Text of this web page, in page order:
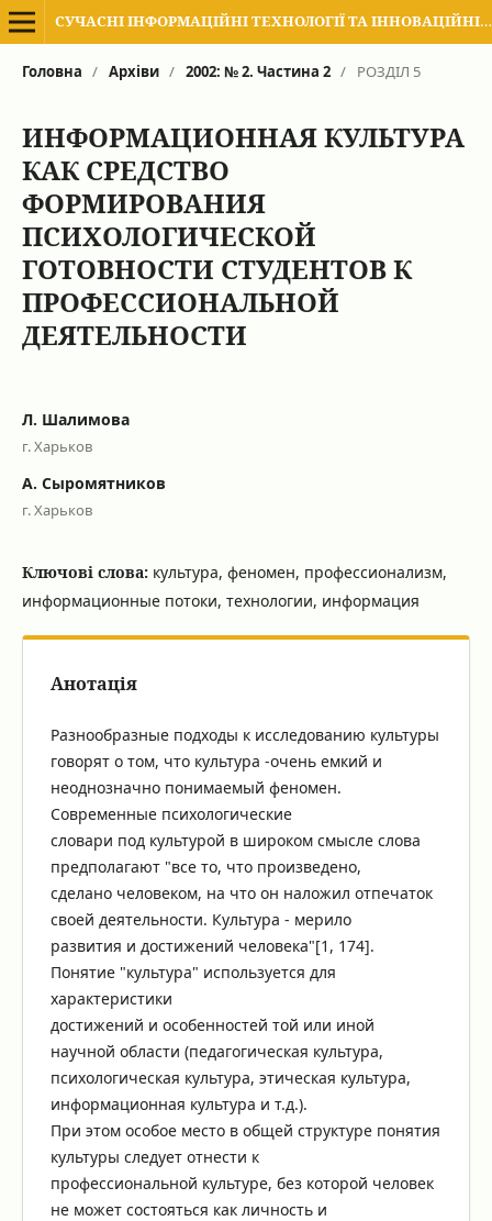
СУЧАСНІ ІНФОРМАЦІЙНІ ТЕХНОЛОГІЇ ТА ІННОВАЦІЙНІ МЕТОДИКИ НАВЧАННЯ В ПІДГОТОВЦІ ФАХІВЦІВ: МЕТОДОЛОГІЯ, ТЕОРІЯ, ДОСВІД, ПРОБЛЕМИ
Головна / Архіви / 2002: № 2. Частина 2 / РОЗДІЛ 5
ИНФОРМАЦИОННАЯ КУЛЬТУРА
КАК СРЕДСТВО
ФОРМИРОВАНИЯ
ПСИХОЛОГИЧЕСКОЙ
ГОТОВНОСТИ СТУДЕНТОВ К
ПРОФЕССИОНАЛЬНОЙ
ДЕЯТЕЛЬНОСТИ
Л. Шалимова
г. Харьков
А. Сыромятников
г. Харьков
Ключові слова: культура, феномен, профессионализм,
информационные потоки, технологии, информация
Анотація
Разнообразные подходы к исследованию культуры
говорят о том, что культура -очень емкий и
неоднозначно понимаемый феномен.
Современные психологические
словари под культурой в широком смысле слова
предполагают "все то, что произведено,
сделано человеком, на что он наложил отпечаток
своей деятельности. Культура - мерило
развития и достижений человека"[1, 174].
Понятие "культура" используется для
характеристики
достижений и особенностей той или иной
научной области (педагогическая культура,
психологическая культура, этическая культура,
информационная культура и т.д.).
При этом особое место в общей структуре понятия
культуры следует отнести к
профессиональной культуре, без которой человек
не может состояться как личность и